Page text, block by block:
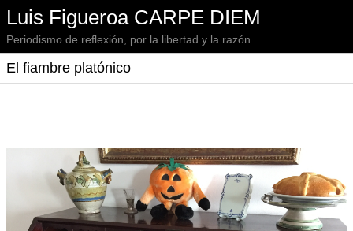
Luis Figueroa CARPE DIEM
Periodismo de reflexión, por la libertad y la razón
El fiambre platónico